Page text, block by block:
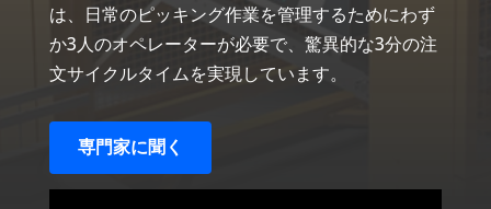
は、日常のピッキング作業を管理するためにわず
か3人のオペレーターが必要で、驚異的な3分の注
文サイクルタイムを実現しています。
専門家に聞く